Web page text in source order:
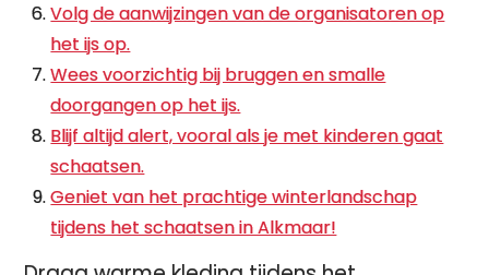
Volg de aanwijzingen van de organisatoren op
het ijs op.
Wees voorzichtig bij bruggen en smalle
doorgangen op het ijs.
Blijf altijd alert, vooral als je met kinderen gaat
schaatsen.
Geniet van het prachtige winterlandschap
tijdens het schaatsen in Alkmaar!